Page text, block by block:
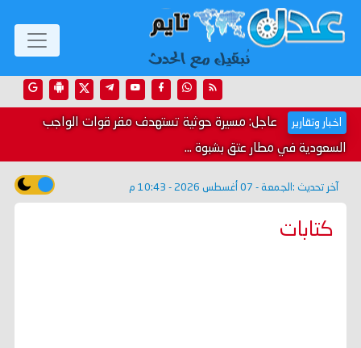
اخبار وتقارير عاجل: مسيرة حوثية تستهدف مقر قوات الواجب
السعودية في مطار عتق بشبوة ...
آخر تحديث : الجمعة - 07 أغسطس 2026 - 10:43 م
كتابات